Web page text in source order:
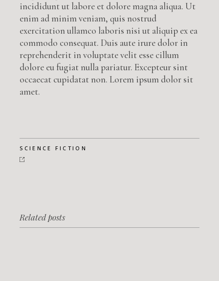
incididunt ut labore et dolore magna aliqua. Ut
enim ad minim veniam, quis nostrud
exercitation ullamco laboris nisi ut aliquip ex ea
commodo consequat. Duis aute irure dolor in
reprehenderit in voluptate velit esse cillum
dolore eu fugiat nulla pariatur. Excepteur sint
occaecat cupidatat non. Lorem ipsum dolor sit
amet.
SCIENCE FICTION
Related posts